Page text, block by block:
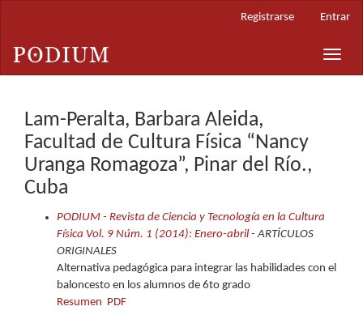
principal
Barra
Registrarse Entrar
Toggle
Lam-Peralta, Barbara Aleida,
Facultad de Cultura Física “Nancy
Uranga Romagoza”, Pinar del Río.,
Cuba
PODIUM - Revista de Ciencia y Tecnología en la Cultura
Física Vol. 9 Núm. 1 (2014): Enero-abril- ARTÍCULOS
ORIGINALES
Alternativa pedagógica para integrar las habilidades con el
baloncesto en los alumnos de 6to grado
Resumen PDF